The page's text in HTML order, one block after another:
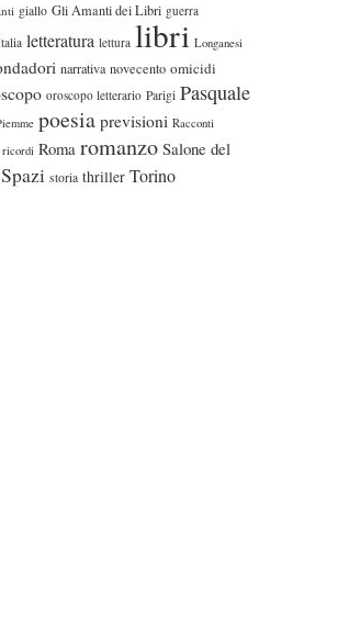
giallo Gli Amanti dei Libri guerra
letteratura lettura libri Longanesi
narrativa novecento omicidi
oroscopo letterario Parigi Pasquale
poesia previsioni Racconti
ricordi Roma romanzo Salone del
Spazi storia thriller Torino